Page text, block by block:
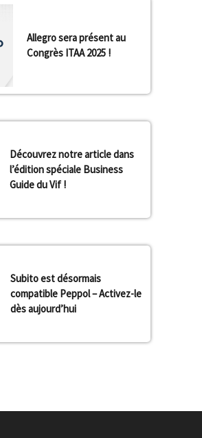
Allegro sera présent au
Congrès ITAA 2025 !
Découvrez notre article dans
l’édition spéciale Business
Guide du Vif !
Subito est désormais
compatible Peppol – Activez-le
dès aujourd’hui